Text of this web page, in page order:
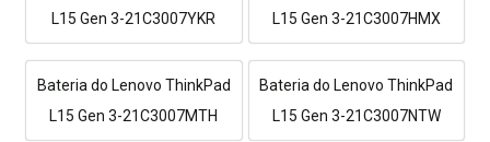
L15 Gen 3-21C3007YKR
L15 Gen 3-21C3007HMX
Bateria do Lenovo ThinkPad
L15 Gen 3-21C3007MTH
Bateria do Lenovo ThinkPad
L15 Gen 3-21C3007NTW